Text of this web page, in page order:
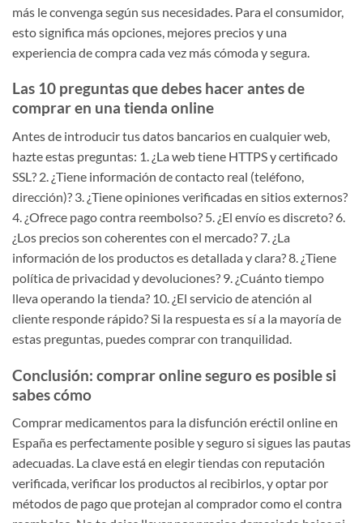
más le convenga según sus necesidades. Para el consumidor,
esto significa más opciones, mejores precios y una
experiencia de compra cada vez más cómoda y segura.
Las 10 preguntas que debes hacer antes de
comprar en una tienda online
Antes de introducir tus datos bancarios en cualquier web,
hazte estas preguntas: 1. ¿La web tiene HTTPS y certificado
SSL? 2. ¿Tiene información de contacto real (teléfono,
dirección)? 3. ¿Tiene opiniones verificadas en sitios externos?
4. ¿Ofrece pago contra reembolso? 5. ¿El envío es discreto? 6.
¿Los precios son coherentes con el mercado? 7. ¿La
información de los productos es detallada y clara? 8. ¿Tiene
política de privacidad y devoluciones? 9. ¿Cuánto tiempo
lleva operando la tienda? 10. ¿El servicio de atención al
cliente responde rápido? Si la respuesta es sí a la mayoría de
estas preguntas, puedes comprar con tranquilidad.
Conclusión: comprar online seguro es posible si
sabes cómo
Comprar medicamentos para la disfunción eréctil online en
España es perfectamente posible y seguro si sigues las pautas
adecuadas. La clave está en elegir tiendas con reputación
verificada, verificar los productos al recibirlos, y optar por
métodos de pago que protejan al comprador como el contra